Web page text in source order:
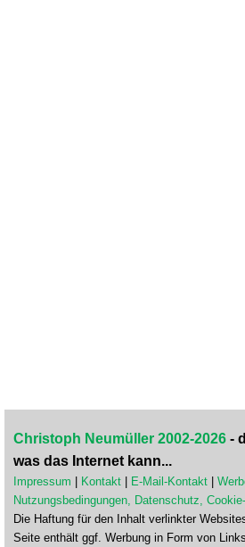
Christoph Neumüller 2002-2026 -
was das Internet kann...
Impressum Kontakt E-Mail-Kontakt
Nutzungsbedingungen, Datenschutz,
Die Haftung für den Inhalt verlinkter
Seite enthält ggf. Werbung in Form von Links